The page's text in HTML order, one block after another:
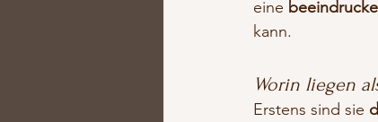
eine
kann.
Worin liegen
Erstens sind sie